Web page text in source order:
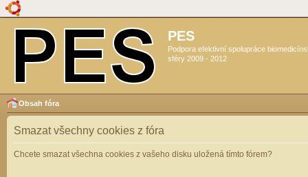
PES
Podpora efektivní spolupráce
sféry 2009 - 2012
Obsah fóra
Smazat všechny cookies z fóra
Chcete smazat všechna cookies z vašeho disku uložená tímto fórem?